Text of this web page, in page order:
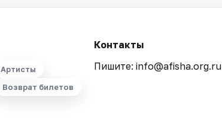
Артисты
Возврат билетов
Контакты
Пишите: info@afisha.org.ru